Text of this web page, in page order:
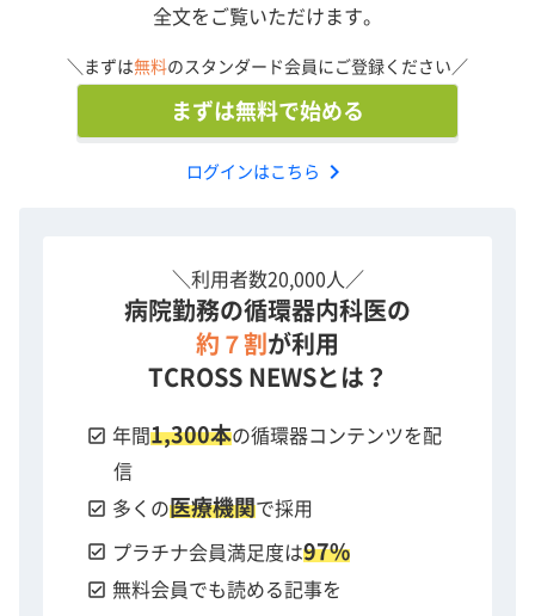
演者: 八戸 大輔 氏（札幌心臓血管クリニック）
本動画は第14回豊橋ライブデモンストレーションコース
より収録いたしました。
演者の所属先は発表時のものとなります。
全文をご覧いただけます。
＼まずは無料のスタンダード会員にご登録ください／
まずは無料で始める
ログインはこちら chevron_right
＼利用者数20,000人／
病院勤務の循環器内科医の
約７割 が利用
TCROSS NEWSとは？
check_box 年間1,300本の循環器コンテンツを配
信
check_box 多くの医療機関で採用
check_box プラチナ会員満足度は97%
check_box 無料会員でも読める記事を